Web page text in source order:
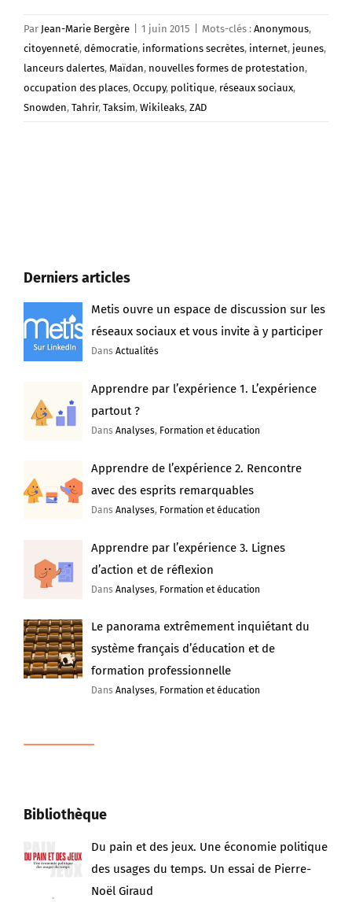
Par Jean-Marie Bergère 1 juin 2015 Mots-clés : Anonymous,
citoyenneté, démocratie, informations secrètes, internet, jeunes,
lanceurs dalertes, Maïdan, nouvelles formes de protestation,
occupation des places, Occupy, politique, réseaux sociaux,
Snowden, Tahrir, Taksim, Wikileaks, ZAD
Derniers articles
Metis ouvre un espace de discussion sur les
réseaux sociaux et vous invite à y participer
DansActualités
Apprendre par l’expérience 1. L’expérience
partout ?
DansAnalyses, Formation et éducation
Apprendre de l’expérience 2. Rencontre
avec des esprits remarquables
DansAnalyses, Formation et éducation
Apprendre par l’expérience 3. Lignes
d’action et de réflexion
DansAnalyses, Formation et éducation
Le panorama extrêmement inquiétant du
système français d’éducation et de
formation professionnelle
DansAnalyses, Formation et éducation
Bibliothèque
Du pain et des jeux. Une économie politique
des usages du temps. Un essai de Pierre-
Noël Giraud